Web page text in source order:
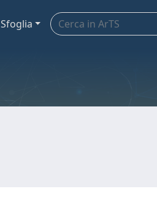
Sfoglia